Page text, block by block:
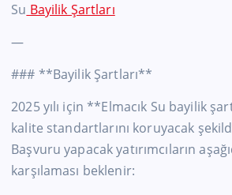
Su Bayilik Şartları
—
### **Bayilik Şartları**
2025 yılı için **Elmacık Su bayilik
kalite standartlarını koruyacak
Başvuru yapacak yatırımcıların
karşılaması beklenir: